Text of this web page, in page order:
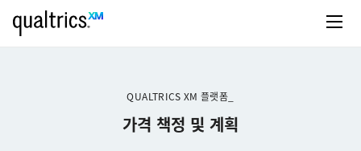
QUALTRICS XM 플랫폼_
가격 책정 및 계획